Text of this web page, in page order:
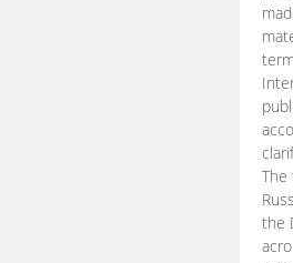
The
the